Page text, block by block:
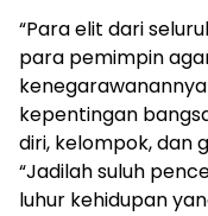
“Para elit dari
para pemimpin
kepentingan
diri, kelompok, dan
“Jadilah suluh
luhur kehidupan